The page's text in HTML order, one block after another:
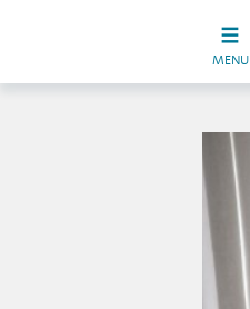
MENU